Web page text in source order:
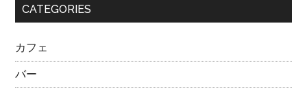
CATEGORIES
カフェ
バー